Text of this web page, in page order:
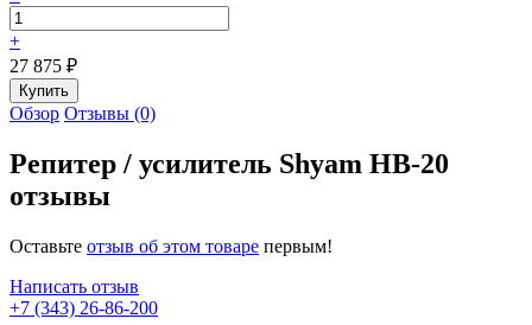
+
27 875 ₽
Обзор Отзывы (0)
Репитер / усилитель Shyam HB-20
отзывы
Оставьте отзыв об этом товаре первым!
Написать отзыв
+7 (343) 26-86-200